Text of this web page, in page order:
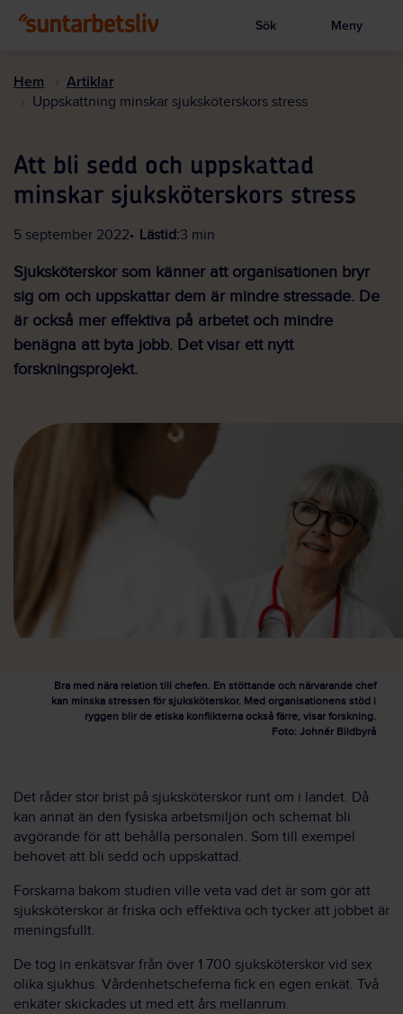
huvudinnehållet
Visa sökruta
Sök Meny
Hem Artiklar
Uppskattning minskar sjuksköterskors stress
Att bli sedd och uppskattad
minskar sjuksköterskors stress
5 september 2022 Lästid:3 min
Sjuksköterskor som känner att organisationen bryr
sig om och uppskattar dem är mindre stressade. De
är också mer effektiva på arbetet och mindre
benägna att byta jobb. Det visar ett nytt
forskningsprojekt.
Bra med nära relation till chefen. En stöttande och närvarande chef
kan minska stressen för sjuksköterskor. Med organisationens stöd i
ryggen blir de etiska konflikterna också färre, visar forskning.
Foto: Johnér Bildbyrå
Det råder stor brist på sjuksköterskor runt om i landet. Då
kan annat än den fysiska arbetsmiljön och schemat bli
avgörande för att behålla personalen. Som till exempel
behovet att bli sedd och uppskattad.
Forskarna bakom studien ville veta vad det är som gör att
sjuksköterskor är friska och effektiva och tycker att jobbet är
meningsfullt.
De tog in enkätsvar från över 1 700 sjuksköterskor vid sex
olika sjukhus. Vårdenhetscheferna fick en egen enkät. Två
enkäter skickades ut med ett års mellanrum.